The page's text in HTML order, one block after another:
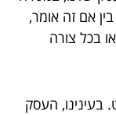
אם זה אומר,
בכל צורה
בעינינו, העסק